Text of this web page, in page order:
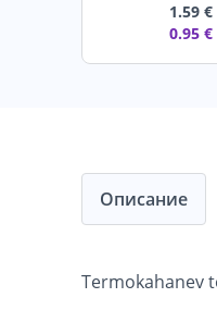
1.59 €
0.95 €
Описание
Termokahanev